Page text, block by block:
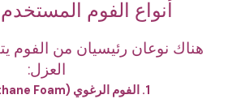
أنواع الفوم
هناك نوعان رئيسيان من الفوم
العزل:
1. الفوم الرغوي (Polyurethane Foam):